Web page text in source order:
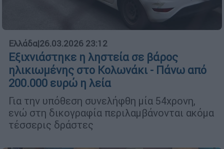
Ελλάδα|26.03.2026 23:12
Εξιχνιάστηκε η ληστεία σε βάρος
ηλικιωμένης στο Κολωνάκι - Πάνω από
200.000 ευρώ η λεία
Για την υπόθεση συνελήφθη μία 54χρονη,
ενώ στη δικογραφία περιλαμβάνονται ακόμα
τέσσερις δράστες